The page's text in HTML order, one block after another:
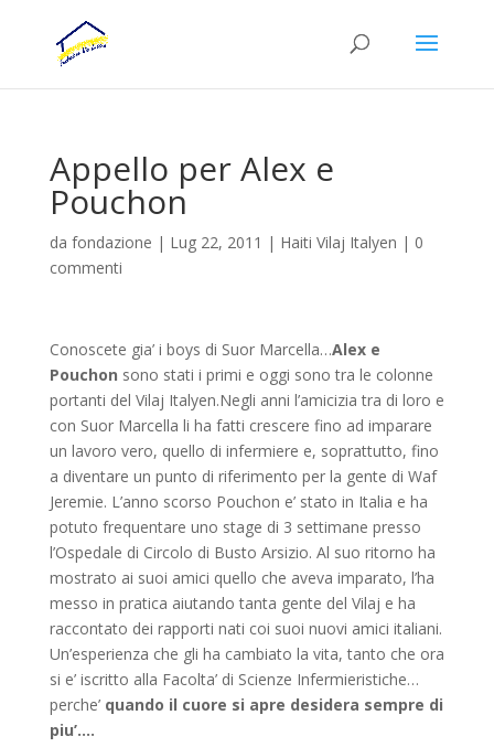
Appello per Alex e
Pouchon
da fondazione | Lug 22, 2011 | Haiti Vilaj Italyen | 0
commenti
Conoscete gia’ i boys di Suor Marcella…Alex e
Pouchon sono stati i primi e oggi sono tra le colonne
portanti del Vilaj Italyen.Negli anni l’amicizia tra di loro e
con Suor Marcella li ha fatti crescere fino ad imparare
un lavoro vero, quello di infermiere e, soprattutto, fino
a diventare un punto di riferimento per la gente di Waf
Jeremie. L’anno scorso Pouchon e’ stato in Italia e ha
potuto frequentare uno stage di 3 settimane presso
l’Ospedale di Circolo di Busto Arsizio. Al suo ritorno ha
mostrato ai suoi amici quello che aveva imparato, l’ha
messo in pratica aiutando tanta gente del Vilaj e ha
raccontato dei rapporti nati coi suoi nuovi amici italiani.
Un’esperienza che gli ha cambiato la vita, tanto che ora
si e’ iscritto alla Facolta’ di Scienze Infermieristiche…
perche’ quando il cuore si apre desidera sempre di
piu’….